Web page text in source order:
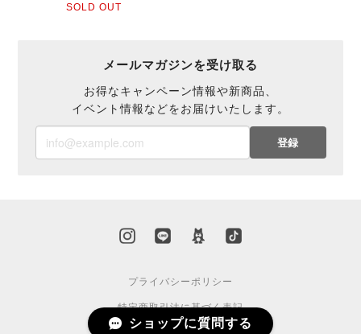
SOLD OUT
メールマガジンを受け取る
お得なキャンペーン情報や新商品、
イベント情報などをお届けいたします。
登録
プライバシーポリシー
特定商取引法に基づく表記
ショップに質問する